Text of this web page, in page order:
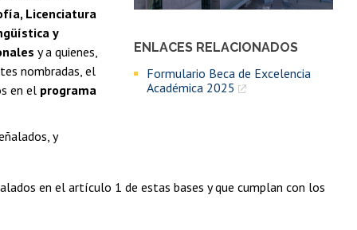
ENLACES RELACIONADOS
Formulario Beca de Excelencia
Académica 2025
Licenciatura
y
y a quienes,
nombradas, el
en el programa
y
en el artículo 1 de estas bases y que cumplan con los